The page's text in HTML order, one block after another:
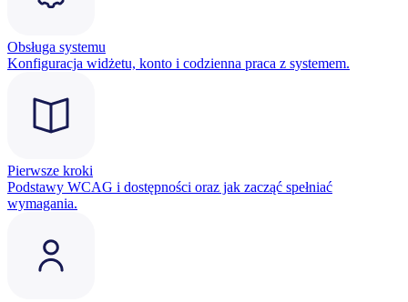
Obsługa systemu
Konfiguracja widżetu, konto i codzienna praca z systemem.
Pierwsze kroki
Podstawy WCAG i dostępności oraz jak zacząć spełniać
wymagania.